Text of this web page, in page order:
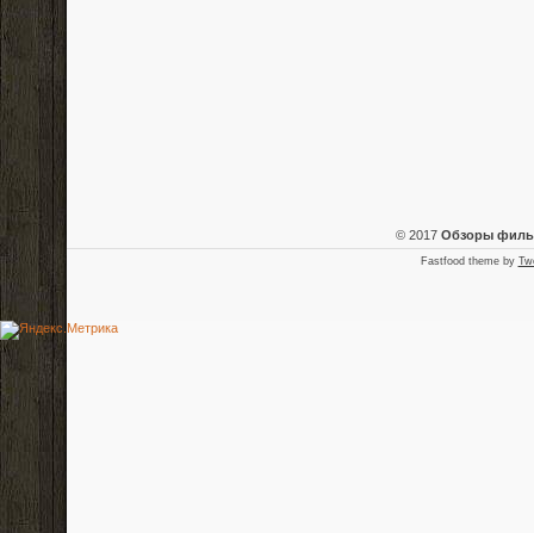
© 2017 Обзоры
Fastfood theme by